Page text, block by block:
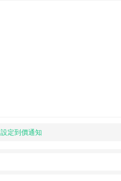
設定到價通知